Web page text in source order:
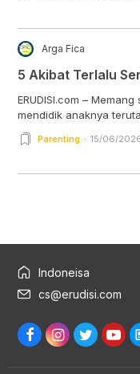
Arga Fica
5 Akibat Terlalu
ERUDISI.com –
mendidik anaknya
Parenting 15/06/
Indoneisa
cs@erudisi.com